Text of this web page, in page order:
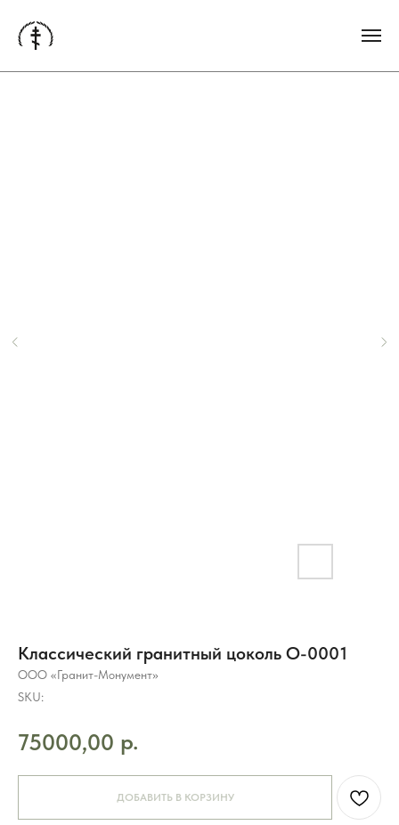
Классический гранитный цоколь O-0001
ООО «Гранит-Монумент»
SKU:
75000,00 р.
ДОБАВИТЬ В КОРЗИНУ